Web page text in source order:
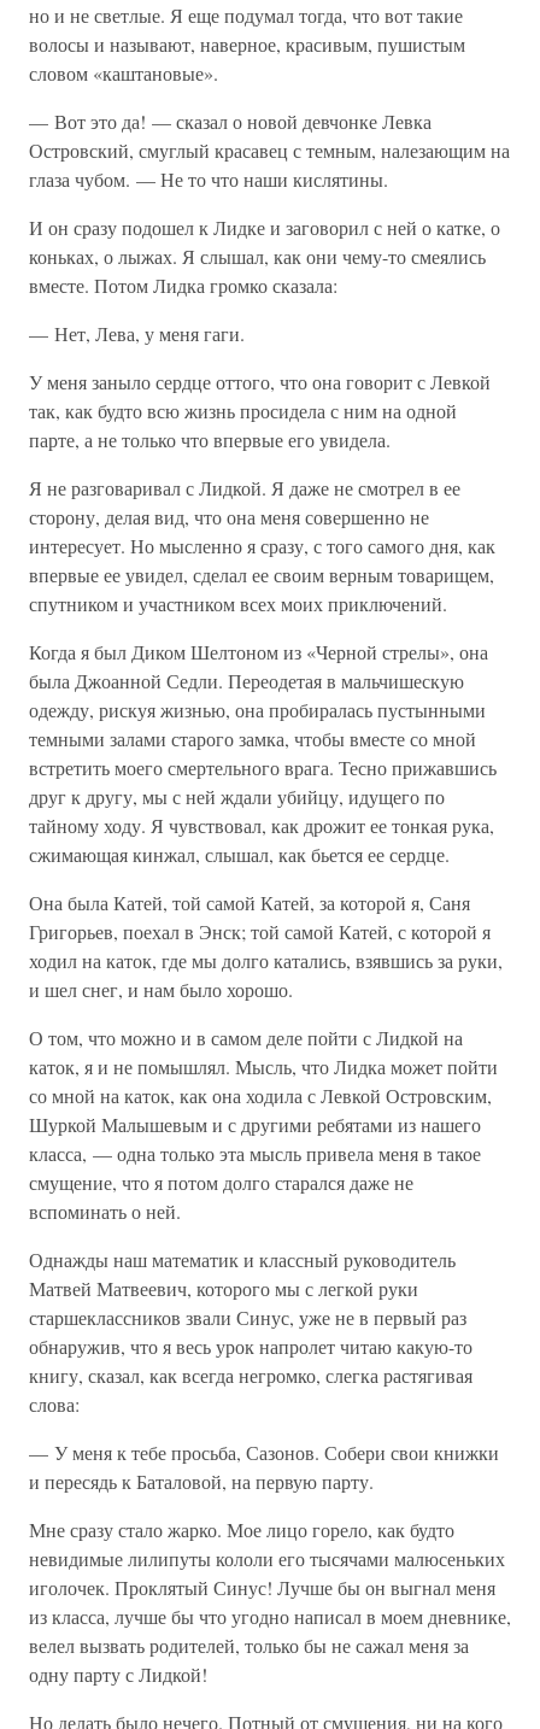
но и не светлые. Я еще подумал тогда, что вот такие
волосы и называют, наверное, красивым, пушистым
словом «каштановые».
— Вот это да! — сказал о новой девчонке Левка
Островский, смуглый красавец с темным, налезающим на
глаза чубом. — Не то что наши кислятины.
И он сразу подошел к Лидке и заговорил с ней о катке, о
коньках, о лыжах. Я слышал, как они чему-то смеялись
вместе. Потом Лидка громко сказала:
— Нет, Лева, у меня гаги.
У меня заныло сердце оттого, что она говорит с Левкой
так, как будто всю жизнь просидела с ним на одной
парте, а не только что впервые его увидела.
Я не разговаривал с Лидкой. Я даже не смотрел в ее
сторону, делая вид, что она меня совершенно не
интересует. Но мысленно я сразу, с того самого дня, как
впервые ее увидел, сделал ее своим верным товарищем,
спутником и участником всех моих приключений.
Когда я был Диком Шелтоном из «Черной стрелы», она
была Джоанной Седли. Переодетая в мальчишескую
одежду, рискуя жизнью, она пробиралась пустынными
темными залами старого замка, чтобы вместе со мной
встретить моего смертельного врага. Тесно прижавшись
друг к другу, мы с ней ждали убийцу, идущего по
тайному ходу. Я чувствовал, как дрожит ее тонкая рука,
сжимающая кинжал, слышал, как бьется ее сердце.
Она была Катей, той самой Катей, за которой я, Саня
Григорьев, поехал в Энск; той самой Катей, с которой я
ходил на каток, где мы долго катались, взявшись за руки,
и шел снег, и нам было хорошо.
О том, что можно и в самом деле пойти с Лидкой на
каток, я и не помышлял. Мысль, что Лидка может пойти
со мной на каток, как она ходила с Левкой Островским,
Шуркой Малышевым и с другими ребятами из нашего
класса, — одна только эта мысль привела меня в такое
смущение, что я потом долго старался даже не
вспоминать о ней.
Однажды наш математик и классный руководитель
Матвей Матвеевич, которого мы с легкой руки
старшеклассников звали Синус, уже не в первый раз
обнаружив, что я весь урок напролет читаю какую-то
книгу, сказал, как всегда негромко, слегка растягивая
слова:
— У меня к тебе просьба, Сазонов. Собери свои книжки
и пересядь к Баталовой, на первую парту.
Мне сразу стало жарко. Мое лицо горело, как будто
невидимые лилипуты кололи его тысячами малюсеньких
иголочек. Проклятый Синус! Лучше бы он выгнал меня
из класса, лучше бы что угодно написал в моем дневнике,
велел вызвать родителей, только бы не сажал меня за
одну парту с Лидкой!
Но делать было нечего. Потный от смущения, ни на кого